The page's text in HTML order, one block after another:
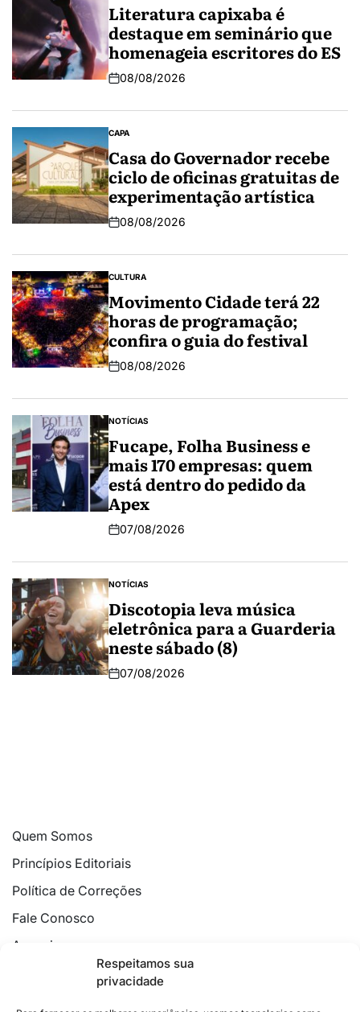
Respeitamos sua
privacidade
Literatura capixaba é
destaque em seminário que
homenageia escritores do ES
08/08/2026
CAPA
Casa do Governador recebe
ciclo de oficinas gratuitas de
experimentação artística
08/08/2026
CULTURA
Movimento Cidade terá 22
horas de programação;
confira o guia do festival
08/08/2026
NOTÍCIAS
Fucape, Folha Business e
mais 170 empresas: quem
está dentro do pedido da
Apex
07/08/2026
NOTÍCIAS
Discotopia leva música
eletrônica para a Guarderia
neste sábado (8)
07/08/2026
Quem Somos
Princípios Editoriais
Política de Correções
Fale Conosco
Anuncie
Política de Cookies